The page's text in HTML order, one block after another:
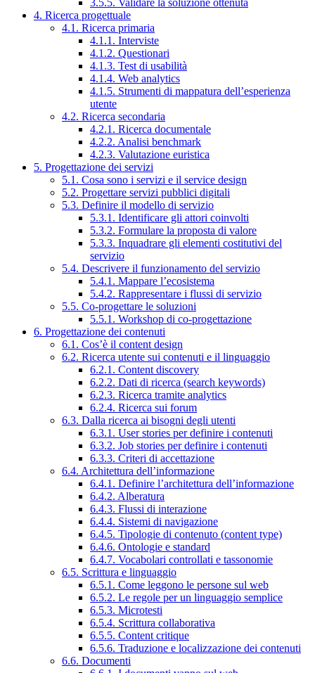
3.5.5. Validare la soluzione ottenuta
4. Ricerca progettuale
4.1. Ricerca primaria
4.1.1. Interviste
4.1.2. Questionari
4.1.3. Test di usabilità
4.1.4. Web analytics
4.1.5. Strumenti di mappatura dell’esperienza
utente
4.2. Ricerca secondaria
4.2.1. Ricerca documentale
4.2.2. Analisi benchmark
4.2.3. Valutazione euristica
5. Progettazione dei servizi
5.1. Cosa sono i servizi e il service design
5.2. Progettare servizi pubblici digitali
5.3. Definire il modello di servizio
5.3.1. Identificare gli attori coinvolti
5.3.2. Formulare la proposta di valore
5.3.3. Inquadrare gli elementi costitutivi del
servizio
5.4. Descrivere il funzionamento del servizio
5.4.1. Mappare l’ecosistema
5.4.2. Rappresentare i flussi di servizio
5.5. Co-progettare le soluzioni
5.5.1. Workshop di co-progettazione
6. Progettazione dei contenuti
6.1. Cos’è il content design
6.2. Ricerca utente sui contenuti e il linguaggio
6.2.1. Content discovery
6.2.2. Dati di ricerca (search keywords)
6.2.3. Ricerca tramite analytics
6.2.4. Ricerca sui forum
6.3. Dalla ricerca ai bisogni degli utenti
6.3.1. User stories per definire i contenuti
6.3.2. Job stories per definire i contenuti
6.3.3. Criteri di accettazione
6.4. Architettura dell’informazione
6.4.1. Definire l’architettura dell’informazione
6.4.2. Alberatura
6.4.3. Flussi di interazione
6.4.4. Sistemi di navigazione
6.4.5. Tipologie di contenuto (content type)
6.4.6. Ontologie e standard
6.4.7. Vocabolari controllati e tassonomie
6.5. Scrittura e linguaggio
6.5.1. Come leggono le persone sul web
6.5.2. Le regole per un linguaggio semplice
6.5.3. Microtesti
6.5.4. Scrittura collaborativa
6.5.5. Content critique
6.5.6. Traduzione e localizzazione dei contenuti
6.6. Documenti